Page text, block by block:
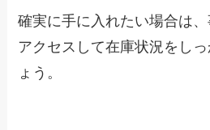
確実に手に入れたい場合は
アクセスして在庫状況をし
ょう。